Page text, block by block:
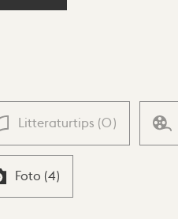
Litteraturtips (0)
Foto (4)